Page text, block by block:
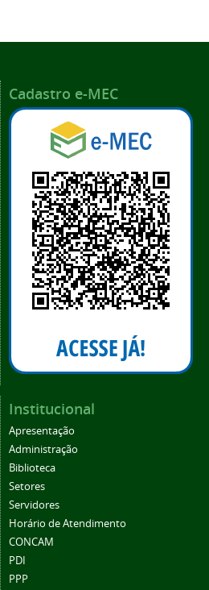
Cadastro e-MEC
Institucional
Apresentação
Administração
Biblioteca
Setores
Servidores
Horário de Atendimento
CONCAM
PDI
PPP